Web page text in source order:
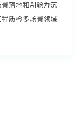
落地和AI能力沉
质检多场景领域